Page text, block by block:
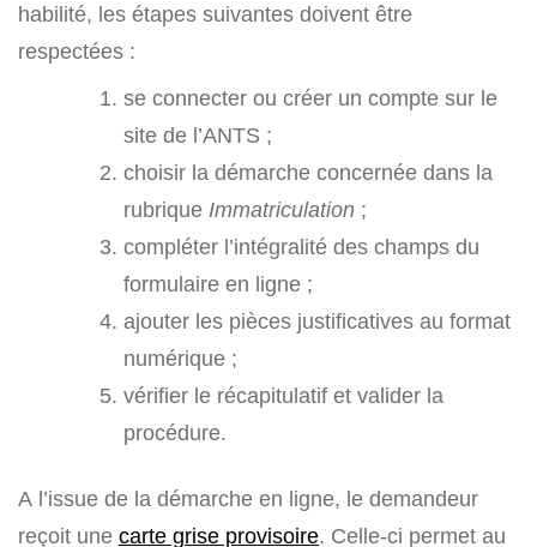
habilité, les étapes suivantes doivent être
respectées :
se connecter ou créer un compte sur le
site de l’ANTS ;
choisir la démarche concernée dans la
rubrique Immatriculation ;
compléter l’intégralité des champs du
formulaire en ligne ;
ajouter les pièces justificatives au format
numérique ;
vérifier le récapitulatif et valider la
procédure.
A l’issue de la démarche en ligne, le demandeur
reçoit une carte grise provisoire. Celle-ci permet au